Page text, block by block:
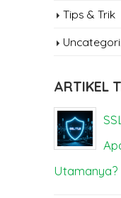
Tips & Trik
ARTIKEL
Utamanya?